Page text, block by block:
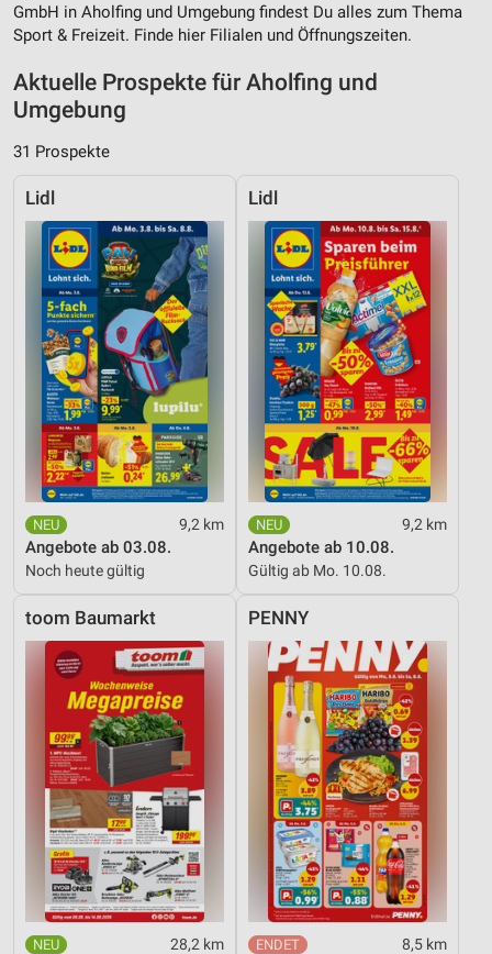
GmbH in Aholfing und Umgebung findest Du alles zum Thema
Sport & Freizeit. Finde hier Filialen und Öffnungszeiten.
Aktuelle Prospekte für Aholfing und
Umgebung
31 Prospekte
Lidl
9,2 km
Angebote ab 03.08.
Noch heute gültig
Lidl
9,2 km
Angebote ab 10.08.
Gültig ab Mo. 10.08.
toom Baumarkt
28,2 km
PENNY
8,5 km